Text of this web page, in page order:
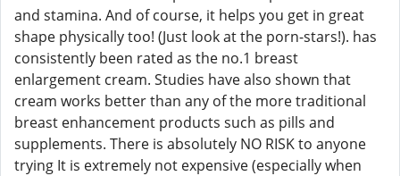
and stamina. And of course, it helps you get in great
shape physically too! (Just look at the porn-stars!). has
consistently been rated as the no.1 breast
enlargement cream. Studies have also shown that
cream works better than any of the more traditional
breast enhancement products such as pills and
supplements. There is absolutely NO RISK to anyone
trying It is extremely not expensive (especially when